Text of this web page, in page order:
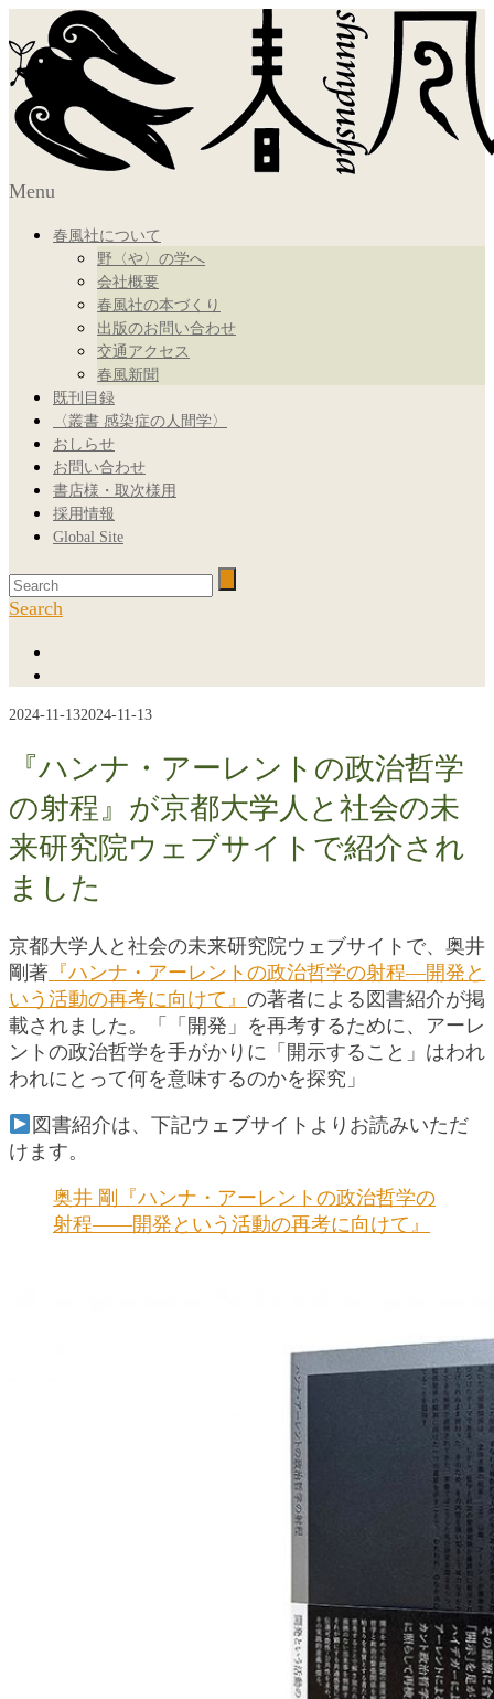
Menu
春風社について
野〈や〉の学へ
会社概要
春風社の本づくり
出版のお問い合わせ
交通アクセス
春風新聞
既刊目録
〈叢書 感染症の人間学〉
おしらせ
お問い合わせ
書店様・取次様用
採用情報
Global Site
Search
2024-11-132024-11-13
『ハンナ・アーレントの政治哲学
の射程』が京都大学人と社会の未
来研究院ウェブサイトで紹介され
ました
京都大学人と社会の未来研究院ウェブサイトで、奥井
剛著 『ハンナ・アーレントの政治哲学の射程―開発と
いう活動の再考に向けて』 の著者による図書紹介が掲
載されました。「「開発」を再考するために、アーレ
ントの政治哲学を手がかりに「開示すること」はわれ
われにとって何を意味するのかを探究」
図書紹介は、下記ウェブサイトよりお読みいただ
けます。
奥井 剛『ハンナ・アーレントの政治哲学の
射程――開発という活動の再考に向けて』